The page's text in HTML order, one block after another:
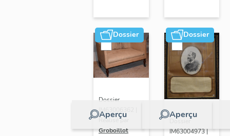
Dossier
Aperçu
Dossier
IM63006362 |
Réalisé par
Groboillot
Dossier
Aperçu
Dossier
IM63004973 |